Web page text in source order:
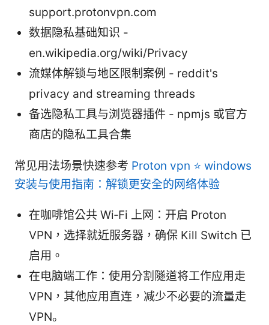
support.protonvpn.com
数据隐私基础知识 -
en.wikipedia.org/wiki/Privacy
流媒体解锁与地区限制案例 - reddit's
privacy and streaming threads
备选隐私工具与浏览器插件 - npmjs 或官方
商店的隐私工具合集
常见用法场景快速参考 Proton vpn ⭐ windows
安装与使用指南：解锁更安全的网络体验
在咖啡馆公共 Wi‑Fi 上网：开启 Proton
VPN，选择就近服务器，确保 Kill Switch 已
启用。
在电脑端工作：使用分割隧道将工作应用走
VPN，其他应用直连，减少不必要的流量走
VPN。